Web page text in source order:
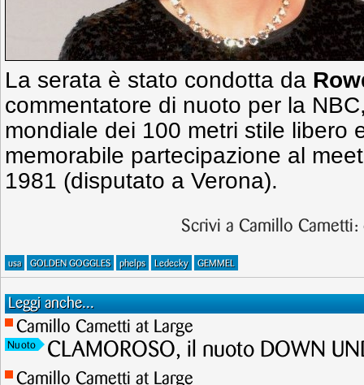
La serata è stato condotta da
commentatore di nuoto per la
mondiale dei 100 metri stile libero
memorabile partecipazione al
1981 (disputato a Verona).
Scrivi a Camillo Cametti:
usa GOLDEN GOGGLES phelps Ledecky GEMMEL
Leggi anche...
Camillo Cametti at Large
Nuoto CLAMOROSO, il nuoto DOWN
Camillo Cametti at Large